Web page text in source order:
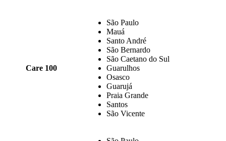
Care 100
São Paulo
Mauá
Santo André
São Bernardo
São Caetano do Sul
Guarulhos
Osasco
Guarujá
Praia Grande
Santos
São Vicente